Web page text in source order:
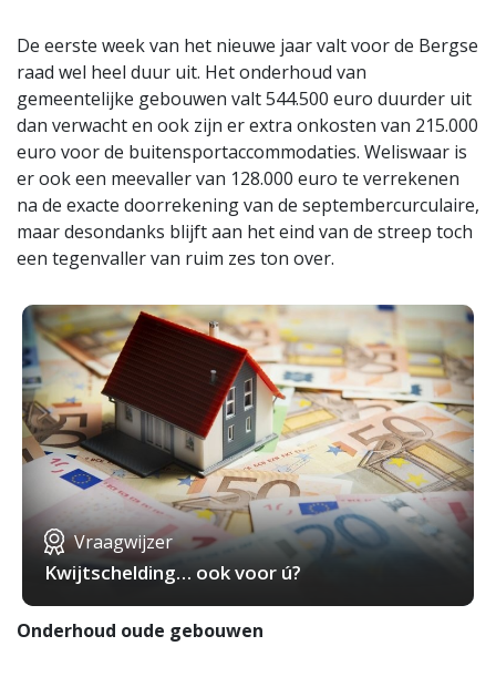
De eerste week van het nieuwe jaar valt voor de Bergse
raad wel heel duur uit. Het onderhoud van
gemeentelijke gebouwen valt 544.500 euro duurder uit
dan verwacht en ook zijn er extra onkosten van 215.000
euro voor de buitensportaccommodaties. Weliswaar is
er ook een meevaller van 128.000 euro te verrekenen
na de exacte doorrekening van de septembercurculaire,
maar desondanks blijft aan het eind van de streep toch
een tegenvaller van ruim zes ton over.
Vraagwijzer
Kwijtschelding… ook voor ú?
Onderhoud oude gebouwen